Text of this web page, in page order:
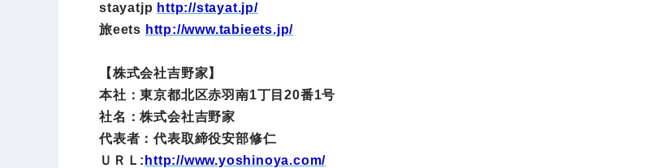
stayatjp http://stayat.jp/
旅eets http://www.tabieets.jp/
【株式会社吉野家】
本社：東京都北区赤羽南1丁目20番1号
社名：株式会社吉野家
代表者：代表取締役安部修仁
ＵＲＬ: http://www.yoshinoya.com/